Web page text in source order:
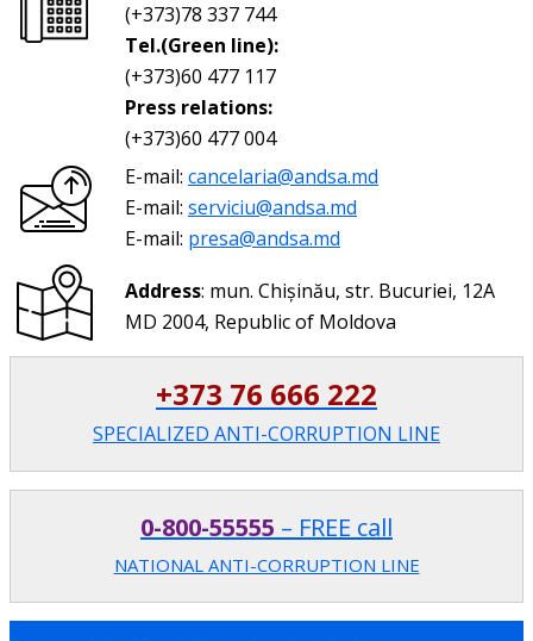
(+373)78 337 744
Tel.(Green line):
(+373)60 477 117
Press relations:
(+373)60 477 004
E-mail: cancelaria@andsa.md
E-mail: serviciu@andsa.md
E-mail: presa@andsa.md
Address: mun. Chișinău, str. Bucuriei, 12A
MD 2004, Republic of Moldova
+373 76 666 222
SPECIALIZED ANTI-CORRUPTION LINE
0-800-55555 – FREE call
NATIONAL ANTI-CORRUPTION LINE